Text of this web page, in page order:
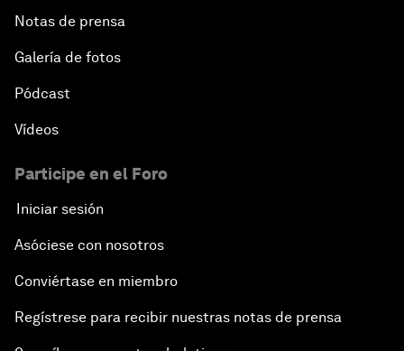
Notas de prensa
Galería de fotos
Pódcast
Vídeos
Participe en el Foro
Iniciar sesión
Asóciese con nosotros
Conviértase en miembro
Regístrese para recibir nuestras notas de prensa